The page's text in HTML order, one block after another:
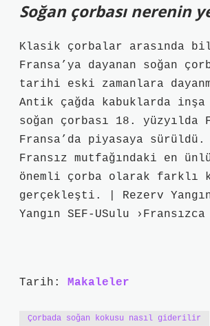
Soğan çorbası nerenin
Klasik çorbalar arasında
Fransa’ya dayanan soğan
tarihi eski zamanlara
Antik çağda kabuklarda
soğan çorbası 18. yüzyılda
Fransa’da piyasaya sürüldü.
Fransız mutfağındaki en
önemli çorba olarak farklı
gerçekleşti. | Rezerv Yangın
Yangın SEF-USulu ›Fransızca
Tarih: Makaleler
Çorbada soğan kokusu nasıl giderilir